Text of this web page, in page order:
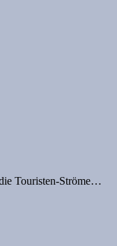
Touristen-Ströme…